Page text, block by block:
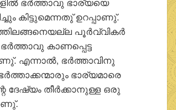
കിട്ടുമെന്നതു് ഉറപ്പാണു്.
പൂര്‍വ്വികര്‍
ഭര്‍ത്താവു കാണപ്പെട്ട
എന്നാല്‍, ഭര്‍ത്താവിനു
ഭാര്യമാരെ
തീര്‍ക്കാനുള്ള ഒരു